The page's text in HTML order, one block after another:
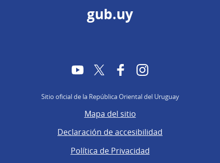
gub.uy
YouTubeTwitter FacebookInstagram
Sitio oficial de la República Oriental del Uruguay
Mapa del sitio
Declaración de accesibilidad
Política de Privacidad